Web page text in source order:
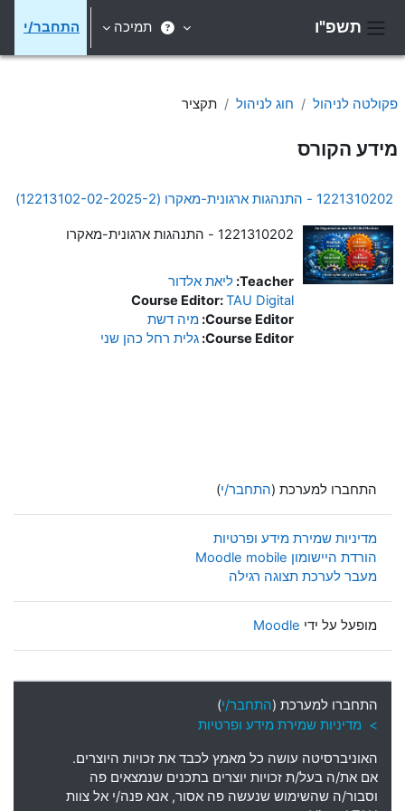
תשפ"ו תמיכה התחבר/י
פקולטה לניהול חוג לניהול תקציר
מידע הקורס
1221310202 - התנהגות ארגונית-מאקרו (12213102-02-2025-2)
1221310202 - התנהגות ארגונית-מאקרו
Teacher: ליאת אלדור
Course Editor:TAU Digital
Course Editor: מיה דשת
Course Editor: גלית רחל כהן שני
התחברו למערכת (התחבר/י)
מדיניות שמירת מידע ופרטיות
הורדת היישומון Moodle mobile
מעבר לערכת תצוגה רגילה
מופעל על ידי Moodle
התחברו למערכת (התחבר/י)
> מדיניות שמירת מידע ופרטיות
האוניברסיטה עושה כל מאמץ לכבד את זכויות היוצרים.
אם את/ה בעל/ת זכויות יוצרים בתכנים שנמצאים פה
וסבור/ה שהשימוש שנעשה פה אסור, אנא פנה/י אל צוות